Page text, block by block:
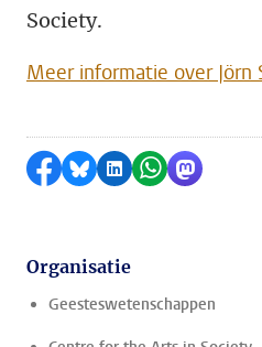
Society.
Meer informatie over Jörn
Delen op Facebook
Delen via Bluesky
Delen opDelen via
Delen
Organisatie
Geesteswetenschappen